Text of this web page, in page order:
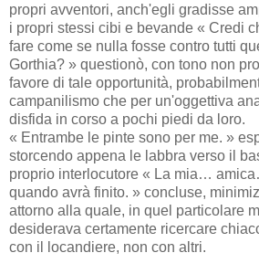
propri avventori, anch'egli gradisse
i propri stessi cibi e bevande « Credi
fare come se nulla fosse contro tutti
Gorthia? » questionò, con tono non
favore di tale opportunità,
campanilismo che per un'oggettiva
disfida in corso a pochi piedi da loro.
« Entrambe le pinte sono per me. »
storcendo appena le labbra verso il
proprio interlocutore « La mia…
quando avrà finito. » concluse,
attorno alla quale, in quel particolare
desiderava certamente ricercare
con il locandiere, non con altri.